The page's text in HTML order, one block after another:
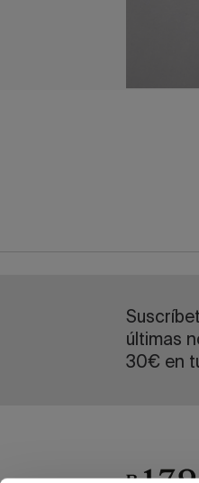
últimas
30€ en